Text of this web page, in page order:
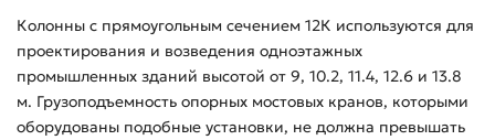
Колонны с прямоугольным сечением 12К используются для
проектирования и возведения одноэтажных
промышленных зданий высотой от 9, 10.2, 11.4, 12.6 и 13.8
м. Грузоподъемность опорных мостовых кранов, которыми
оборудованы подобные установки, не должна превышать